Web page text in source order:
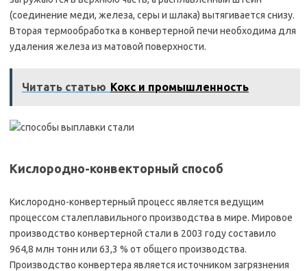
(соединение меди, железа, серы и шлака) вытягивается снизу.
Вторая термообработка в конвертерной печи необходима для
удаления железа из матовой поверхности.
Читать статью Кокс и промышленность
Кислородно-конвекторный способ
Кислородно-конвертерный процесс является ведущим
процессом сталеплавильного производства в мире. Мировое
производство конвертерной стали в 2003 году составило
964,8 млн тонн или 63,3 % от общего производства.
Производство конвертера является источником загрязнения